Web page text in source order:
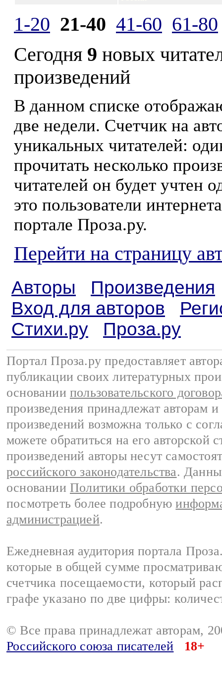
1-20 21-40 41-60 61-80
Сегодня 9 новых
произведений
В данном списке
две недели. Счетчик на
уникальных читателей:
прочитать несколько
читателей он будет учтен
это пользователи
портале Проза.ру.
Перейти на страницу
Авторы
Произведения
Вход для авторов
Стихи.ру
Проза.ру
Портал Проза.ру предоставляет
публикации своих литературных
основании пользовательского
произведения принадлежат авторам
произведений возможна только с
можете обратиться на его авторской
произведений авторы несут
российского законодательства.
основании Политики обработки
посмотреть более подробную
администрацией.
Ежедневная аудитория портала
которые в общей сумме
счетчика посещаемости, который
графе указано по две цифры:
© Все права принадлежат авторам,
Российского союза писателей
18+